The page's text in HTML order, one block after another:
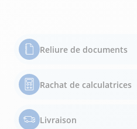
Reliure de documents
Rachat de calculatrices
Livraison